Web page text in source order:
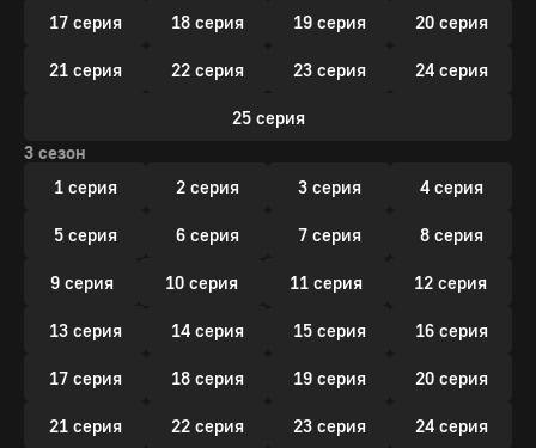
17 серия 18 серия 19 серия 20 серия
21 серия 22 серия 23 серия 24 серия
25 серия
3 сезон
1 серия
2 серия 3 серия 4 серия
5 серия 6 серия 7 серия 8 серия
9 серия 10 серия 11 серия 12 серия
13 серия 14 серия 15 серия 16 серия
17 серия 18 серия 19 серия 20 серия
21 серия 22 серия 23 серия
24 серия